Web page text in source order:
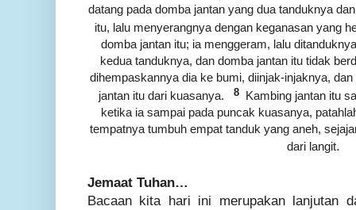
datang pada domba jantan yang dua tanduknya
itu, lalu menyerangnya dengan keganasan yang
domba jantan itu; ia menggeram, lalu
kedua tanduknya, dan domba jantan itu tidak
dihempaskannya dia ke bumi, diinjak-injaknya,
jantan itu dari kuasanya. 8 Kambing jantan itu
ketika ia sampai pada puncak kuasanya,
tempatnya tumbuh empat tanduk yang aneh,
dari langit.
Jemaat Tuhan…
Bacaan kita hari ini merupakan lanjutan